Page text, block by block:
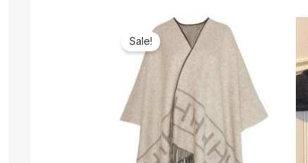
Sale!